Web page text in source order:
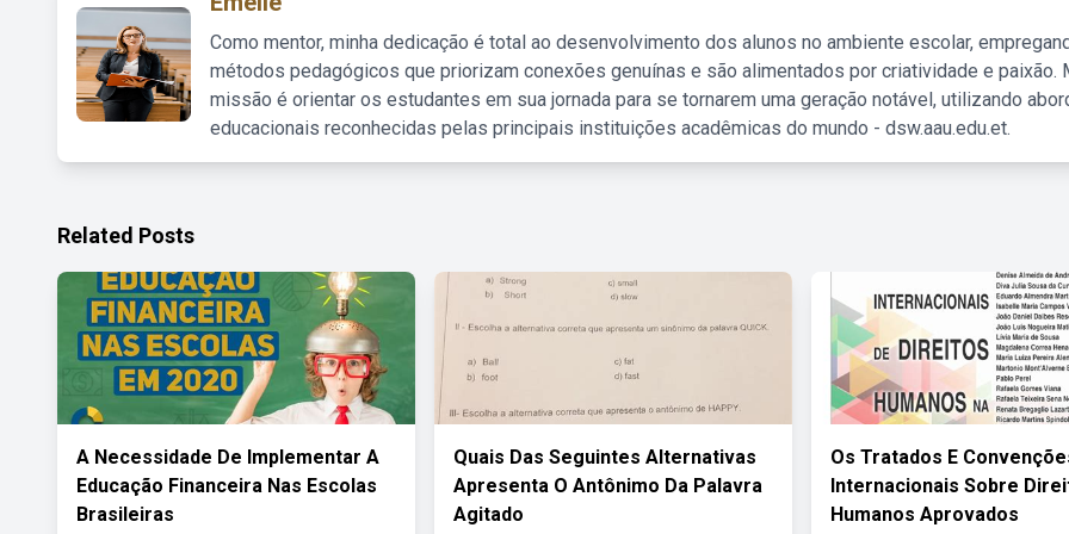
Como mentor, minha dedicação é total ao desenvolvimento dos alunos no ambiente escolar,
métodos pedagógicos que priorizam conexões genuínas e são alimentados por criatividade e paixão.
missão é orientar os estudantes em sua jornada para se tornarem uma geração notável, utilizando
educacionais reconhecidas pelas principais instituições acadêmicas do mundo - dsw.aau.edu.et.
Related Posts
A Necessidade De Implementar A
Educação Financeira Nas Escolas
Brasileiras
Quais Das Seguintes Alternativas
Apresenta O Antônimo Da Palavra
Agitado
Os Tratados E
Internacionais Sobre
Humanos Aprovados